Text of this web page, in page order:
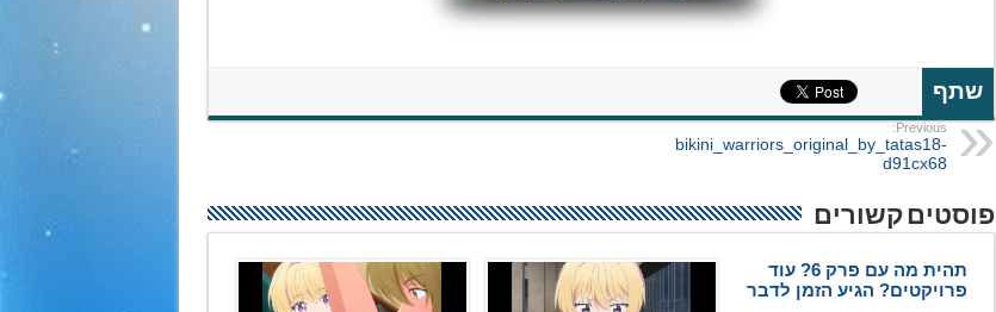
שתף
Previous:
bikini_warriors_original_by_tatas18-
d91cx68
פוסטים קשורים
תהית מה עם פרק 6? עוד
פרויקטים? הגיע הזמן לדבר